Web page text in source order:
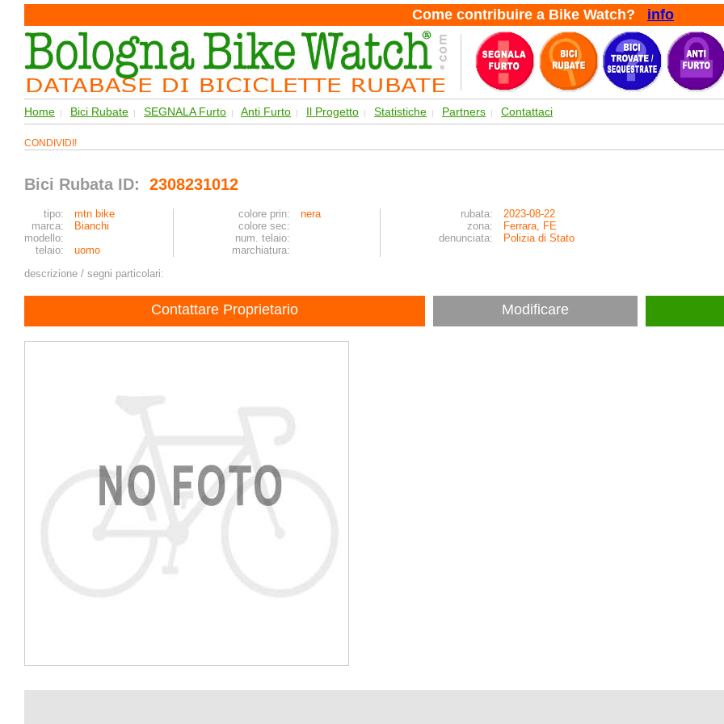
Come contribuire a Bike Watch? info
Home | Bici Rubate | SEGNALA Furto | Anti Furto | Il Progetto | Statistiche | Partners | Contattaci
CONDIVIDI!
Bici Rubata ID: 2308231012
tipo: mtn bike colore prin: nera rubata:
2023-08-22
marca:
Bianchi colore sec: zona:
Ferrara, FE
modello:
num. telaio: denunciata:
Polizia di Stato
telaio:
uomo
marchiatura:
descrizione / segni particolari:
Contattare Proprietario Modificare